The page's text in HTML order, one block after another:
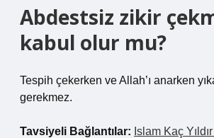
Abdestsiz zikir
kabul olur mu?
Tespih çekerken ve Allah’ı anarken
gerekmez.
Tavsiyeli Bağlantılar: Islam Kaç